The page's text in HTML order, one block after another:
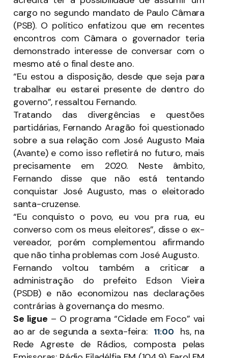
cargo no segundo mandato de Paulo Câmara
(PSB). O político enfatizou que em recentes
encontros com Câmara o governador teria
demonstrado interesse de conversar com o
mesmo até o final deste ano.
“Eu estou a disposição, desde que seja para
trabalhar eu estarei presente de dentro do
governo”, ressaltou Fernando.
Tratando das divergências e questões
partidárias, Fernando Aragão foi questionado
sobre a sua relação com José Augusto Maia
(Avante) e como isso refletirá no futuro, mais
precisamente em 2020. Neste âmbito,
Fernando disse que não está tentando
conquistar José Augusto, mas o eleitorado
santa-cruzense.
“Eu conquisto o povo, eu vou pra rua, eu
converso com os meus eleitores”, disse o ex-
vereador, porém complementou afirmando
que não tinha problemas com José Augusto.
Fernando voltou também a criticar a
administração do prefeito Edson Vieira
(PSDB) e não economizou nas declarações
contrárias à governança do mesmo.
Se ligue – O programa “Cidade em Foco” vai
ao ar de segunda a sexta-feira:
11:00
hs, na
Rede Agreste de Rádios, composta pelas